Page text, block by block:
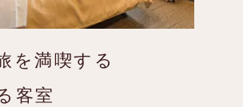
を満喫する
客室